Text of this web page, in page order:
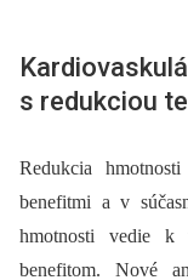
s redukciou
Redukcia
benefitmi a v
hmotnosti vedie k
benefitom. Nové